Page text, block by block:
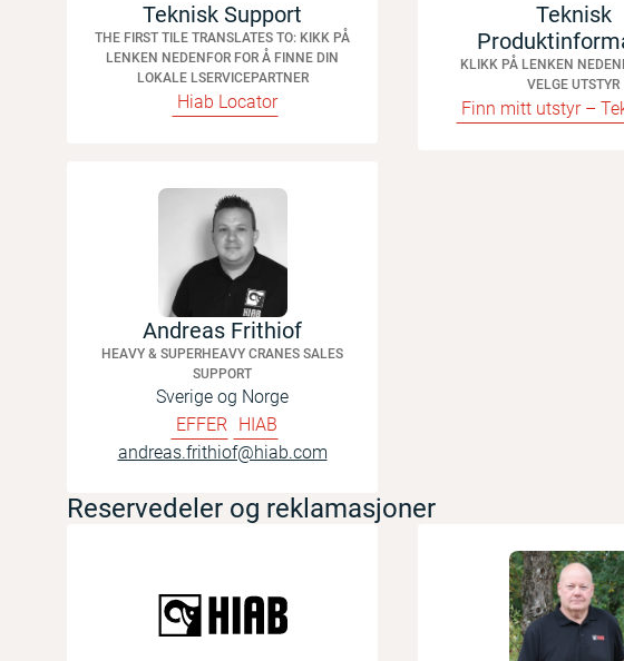
Teknisk Support
THE FIRST TILE TRANSLATES TO: KIKK PÅ
LENKEN NEDENFOR FOR Å FINNE DIN
LOKALE LSERVICEPARTNER
Hiab Locator
Teknisk
KLIKK PÅ LENKEN
VELGE UTSTYR
Finn mitt utstyr –
Andreas Frithiof
HEAVY & SUPERHEAVY CRANES SALES
SUPPORT
Sverige og Norge
EFFER HIAB
andreas.frithiof@hiab.com
Reservedeler og reklamasjoner